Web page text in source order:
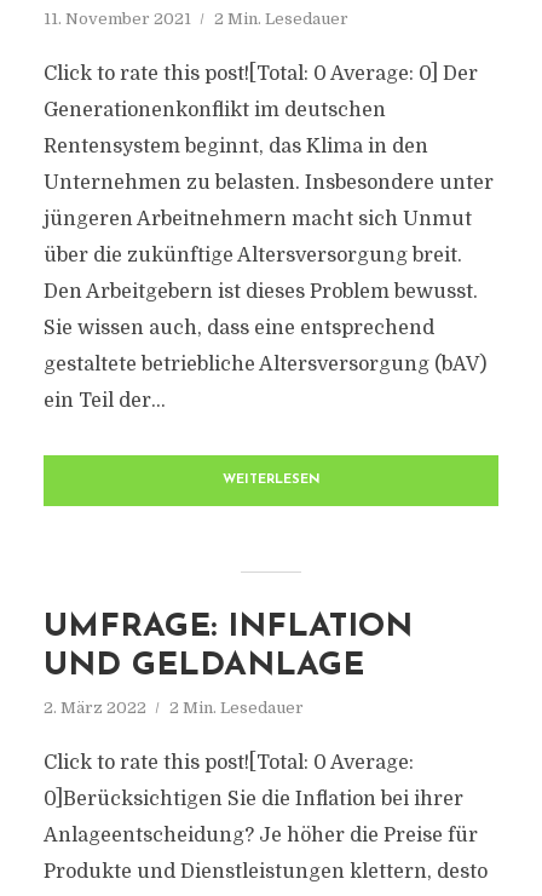
11. November 2021 2 Min. Lesedauer
Click to rate this post![Total: 0 Average: 0] Der
Generationenkonflikt im deutschen
Rentensystem beginnt, das Klima in den
Unternehmen zu belasten. Insbesondere unter
jüngeren Arbeitnehmern macht sich Unmut
über die zukünftige Altersversorgung breit.
Den Arbeitgebern ist dieses Problem bewusst.
Sie wissen auch, dass eine entsprechend
gestaltete betriebliche Altersversorgung (bAV)
ein Teil der...
WEITERLESEN
UMFRAGE: INFLATION
UND GELDANLAGE
2. März 2022 2 Min. Lesedauer
Click to rate this post![Total: 0 Average:
0]Berücksichtigen Sie die Inflation bei ihrer
Anlageentscheidung? Je höher die Preise für
Produkte und Dienstleistungen klettern, desto